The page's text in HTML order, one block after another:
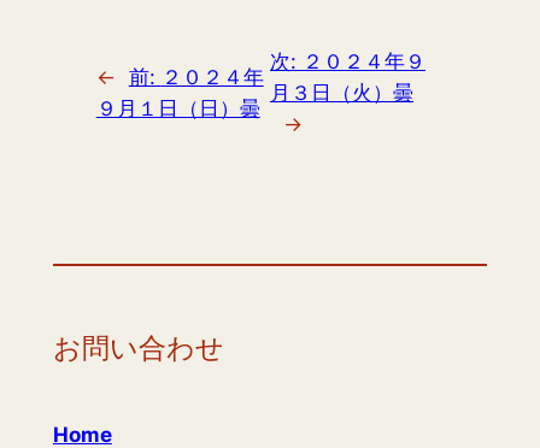
← 前: ２０２４年
９月１日（日）曇
次: ２０２４年９
月３日（火）曇
→
お問い合わせ
Home